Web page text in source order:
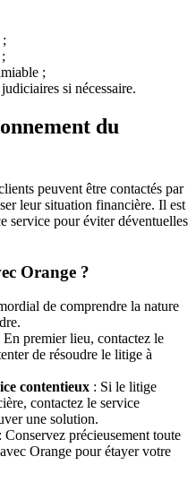
;
si nécessaire.
du
peuvent être contactés par
leur situation financière. Il est
service pour éviter déventuelles
Orange ?
de comprendre la nature
En premier lieu, contactez le
de résoudre le litige à
contentieux : Si le litige
contactez le service
une solution.
: Conservez précieusement toute
Orange pour étayer votre